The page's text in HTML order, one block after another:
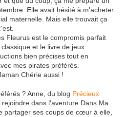
Elle avait hésité à m'acheter
maternelle. Mais elle trouvait ça
Fleurus est le compromis parfait
et le livre de jeux.
bien précises tout en
mes pirates préférés.
Chérie aussi !
? Anne, du blog Précieux
rejoindre dans l'aventure Dans Ma
partager ses coups de cœur à elle,